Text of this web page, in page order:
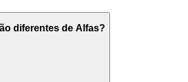
diferentes de Alfas?